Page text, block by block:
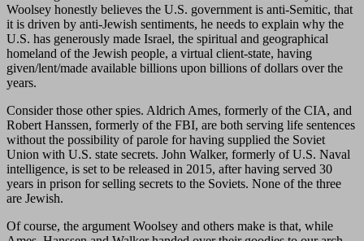
Woolsey honestly believes the U.S. government is anti-Semitic, that
it is driven by anti-Jewish sentiments, he needs to explain why the
U.S. has generously made Israel, the spiritual and geographical
homeland of the Jewish people, a virtual client-state, having
given/lent/made available billions upon billions of dollars over the
years.
Consider those other spies. Aldrich Ames, formerly of the CIA, and
Robert Hanssen, formerly of the FBI, are both serving life sentences
without the possibility of parole for having supplied the Soviet
Union with U.S. state secrets. John Walker, formerly of U.S. Naval
intelligence, is set to be released in 2015, after having served 30
years in prison for selling secrets to the Soviets. None of the three
are Jewish.
Of course, the argument Woolsey and others make is that, while